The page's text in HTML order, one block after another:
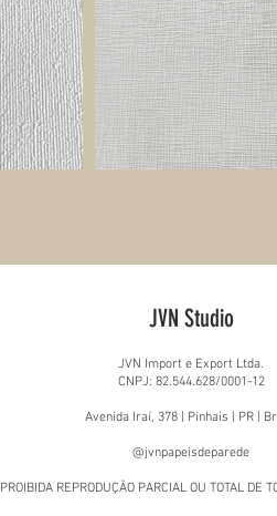
JVN Studio
JVN Import e Export Ltda.
CNPJ: 82.544.628/0001-12
Avenida Iraí, 378 | Pinhais | PR |
@jvnpapeisdeparede
PROIBIDA REPRODUÇÃO PARCIAL OU TOTAL DE